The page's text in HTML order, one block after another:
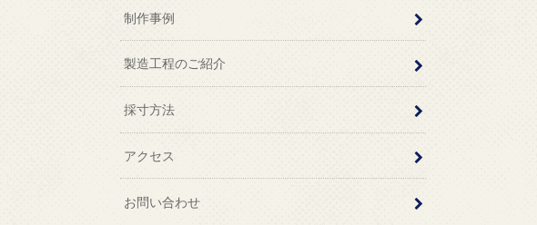
制作事例
製造工程のご紹介
採寸方法
アクセス
お問い合わせ